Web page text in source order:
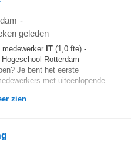
-
geleden
IT (1,0 fte) -
Rotterdam
Je bent het eerste
met uiteenlopende
zien